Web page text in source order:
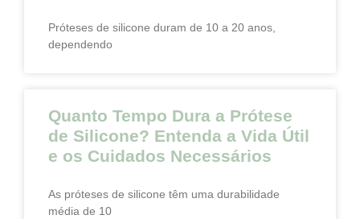
Próteses de silicone duram de 10 a 20 anos,
dependendo
Quanto Tempo Dura a Prótese
de Silicone? Entenda a Vida Útil
e os Cuidados Necessários
As próteses de silicone têm uma durabilidade
média de 10